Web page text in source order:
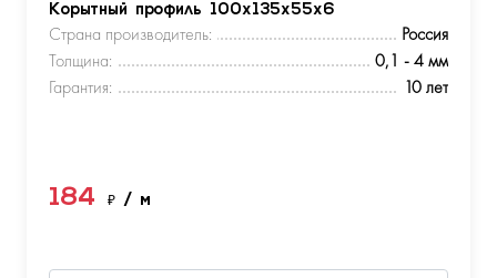
Корытный профиль 100х135х55х6
Страна производитель:
Россия
Толщина:
0,1 - 4 мм
Гарантия:
10 лет
184 ₽ / м